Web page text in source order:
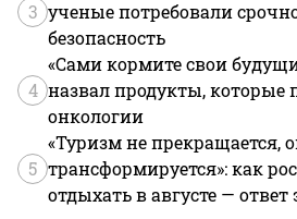
3 ученые потребовали
безопасность
4
«Сами кормите свои
назвал продукты, которые
онкологии
5
«Туризм не прекращается,
трансформируется»: как
отдыхать в августе — ответ